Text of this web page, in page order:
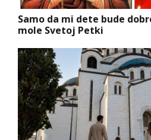
Samo da mi dete bude
mole Svetoj Petki